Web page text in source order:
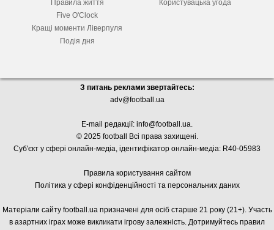
Правила життя
Five O'Clock
Кращі моменти Ліверпуля
Подія дня
Користувацька угода
З питань реклами звертайтесь:
adv@football.ua
E-mail редакції: info@football.ua.
© 2025 football Всі права захищені.
Суб'єкт у сфері онлайн-медіа, ідентифікатор онлайн-медіа: R40-05983
Правила користування сайтом
Політика у сфері конфіденційності та персональних даних
Матеріали сайту football.ua призначені для осіб старше 21 року (21+). Участь
в азартних іграх може викликати ігрову залежність. Дотримуйтесь правил